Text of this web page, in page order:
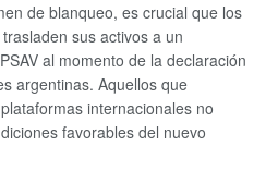
de blanqueo, es crucial que los
sus activos a un
al momento de la declaración
argentinas. Aquellos que
internacionales no
favorables del nuevo